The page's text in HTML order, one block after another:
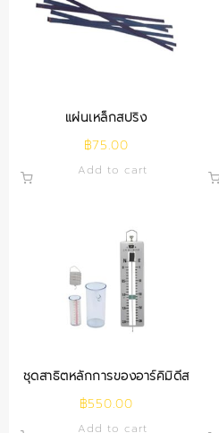
แผ่นเหล็กสปริง
฿75.00
Add to cart
ชุดสาธิตหลักการของอาร์คิมิดีส
฿550.00
Add to cart